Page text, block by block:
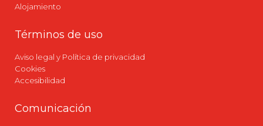
Alojamiento
Términos de uso
Aviso legal y Política de privacidad
Cookies
Accesibilidad
Comunicación